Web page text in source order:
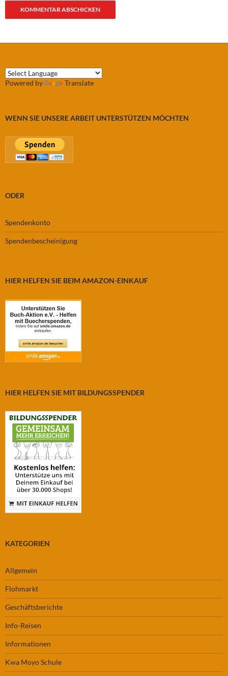
Powered by Translate
WENN SIE UNSERE ARBEIT UNTERSTÜTZEN MÖCHTEN
ODER
Spendenkonto
Spendenbescheinigung
HIER HELFEN SIE BEIM AMAZON-EINKAUF
HIER HELFEN SIE MIT BILDUNGSSPENDER
KATEGORIEN
Allgemein
Flohmarkt
Geschäftsberichte
Info-Reisen
Informationen
Kwa Moyo Schule